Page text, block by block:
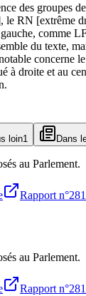
des groupes
RN [extrême
comme
du texte,
concerne
à droite et au
loin1 Dans
au Parlement.
Rapport
au Parlement.
Rapport